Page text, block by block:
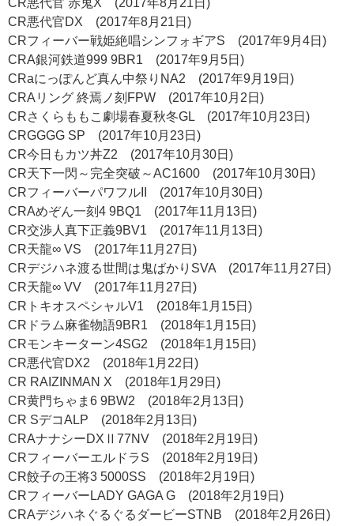
CR悪代官 赤鬼X (2017年8月21日)
CR悪代官DX (2017年8月21日)
CRフィーバー戦姫絶唱シンフォギアS (2017年9月4日)
CRA銀河鉄道999 9BR1 (2017年9月5日)
CRaにっぽんど真ん中祭りNA2 (2017年9月19日)
CRAリング 終焉ノ刻FPW (2017年10月2日)
CRさくらももこ劇場春夏秋冬GL (2017年10月23日)
CRGGGG SP (2017年10月23日)
CR今日もカツ丼Z2 (2017年10月30日)
CR天下一閃～完全突破～AC1600 (2017年10月30日)
CRフィーバーパワフルII (2017年10月30日)
CRAめぞん一刻4 9BQ1 (2017年11月13日)
CR交渉人真下正義9BV1 (2017年11月13日)
CR天龍∞ VS (2017年11月27日)
CRデジハネ渡る世間は鬼ばかりSVA (2017年11月27日)
CR天龍∞ VV (2017年11月27日)
CRトキオスペシャルV1 (2018年1月15日)
CRドラム麻雀物語9BR1 (2018年1月15日)
CRモンキーターン4SG2 (2018年1月15日)
CR悪代官DX2 (2018年1月22日)
CR RAIZINMAN X (2018年1月29日)
CR黄門ちゃま6 9BW2 (2018年2月13日)
CR SデコALP (2018年2月13日)
CRAナナシーDXⅡ77NV (2018年2月19日)
CRフィーバーエルドラS (2018年2月19日)
CR餃子の王将3 5000SS (2018年2月19日)
CRフィーバーLADY GAGA G (2018年2月19日)
CRAデジハネぐるぐるダービーSTNB (2018年2月26日)